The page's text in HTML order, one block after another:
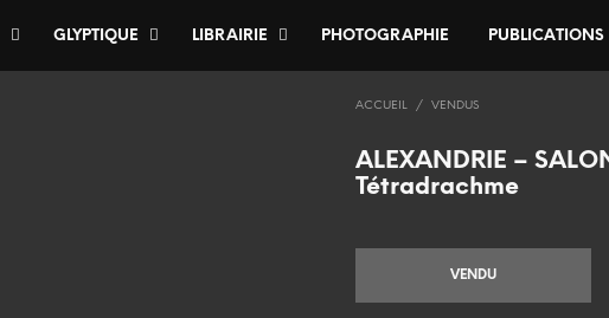
GLYPTIQUE LIBRAIRIE PHOTOGRAPHIE PUBLICATIONS
ACCUEIL / VENDUS
ALEXANDRIE –
Tétradrachme
VENDU